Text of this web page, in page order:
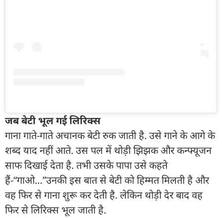
जब बेटी भूल गई लिरिक्स
गाना गाते-गाते अचानक बेटी रुक जाती है. उसे गाने के आगे के
शब्द याद नहीं आते. उस पल में थोड़ी झिझक और कन्फ्यूजन
साफ दिखाई देता है. तभी उसके पापा उसे कहते
हैं-“गाओ…”उनकी इस बात से बेटी को हिम्मत मिलती है और
वह फिर से गाना शुरू कर देती है. लेकिन थोड़ी देर बाद वह
फिर से लिरिक्स भूल जाती है.